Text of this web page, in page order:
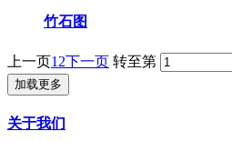
竹石图
上一页1 2下一页 转至第
加载更多
关于我们